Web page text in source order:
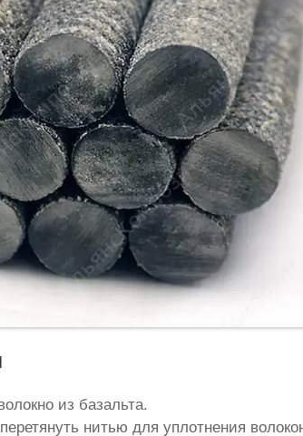
из базальта.
нитью для уплотнения